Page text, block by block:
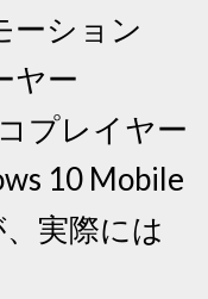
ーション
ヤー
プレイヤー
10 Mobile
実際には